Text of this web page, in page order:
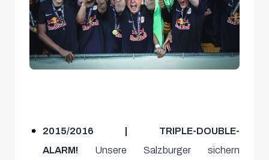
2015/2016 | TRIPLE-DOUBLE-
ALARM! Unsere Salzburger sichern